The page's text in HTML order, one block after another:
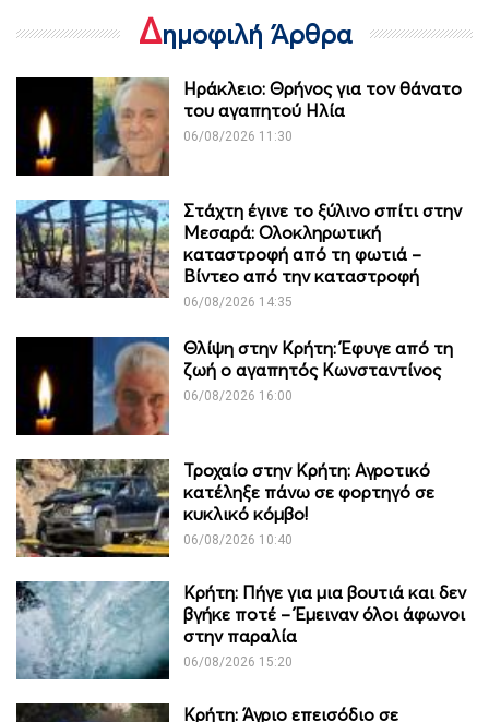
Δημοφιλή Άρθρα
Ηράκλειο: Θρήνος για τον θάνατο
του αγαπητού Ηλία
06/08/2026 11:30
Στάχτη έγινε το ξύλινο σπίτι στην
Μεσαρά: Ολοκληρωτική
καταστροφή από τη φωτιά –
Βίντεο από την καταστροφή
06/08/2026 14:35
Θλίψη στην Κρήτη: Έφυγε από τη
ζωή ο αγαπητός Κωνσταντίνος
06/08/2026 16:00
Τροχαίο στην Κρήτη: Αγροτικό
κατέληξε πάνω σε φορτηγό σε
κυκλικό κόμβο!
06/08/2026 10:40
Κρήτη: Πήγε για μια βουτιά και δεν
βγήκε ποτέ – Έμειναν όλοι άφωνοι
στην παραλία
06/08/2026 15:20
Κρήτη: Άγριο επεισόδιο σε